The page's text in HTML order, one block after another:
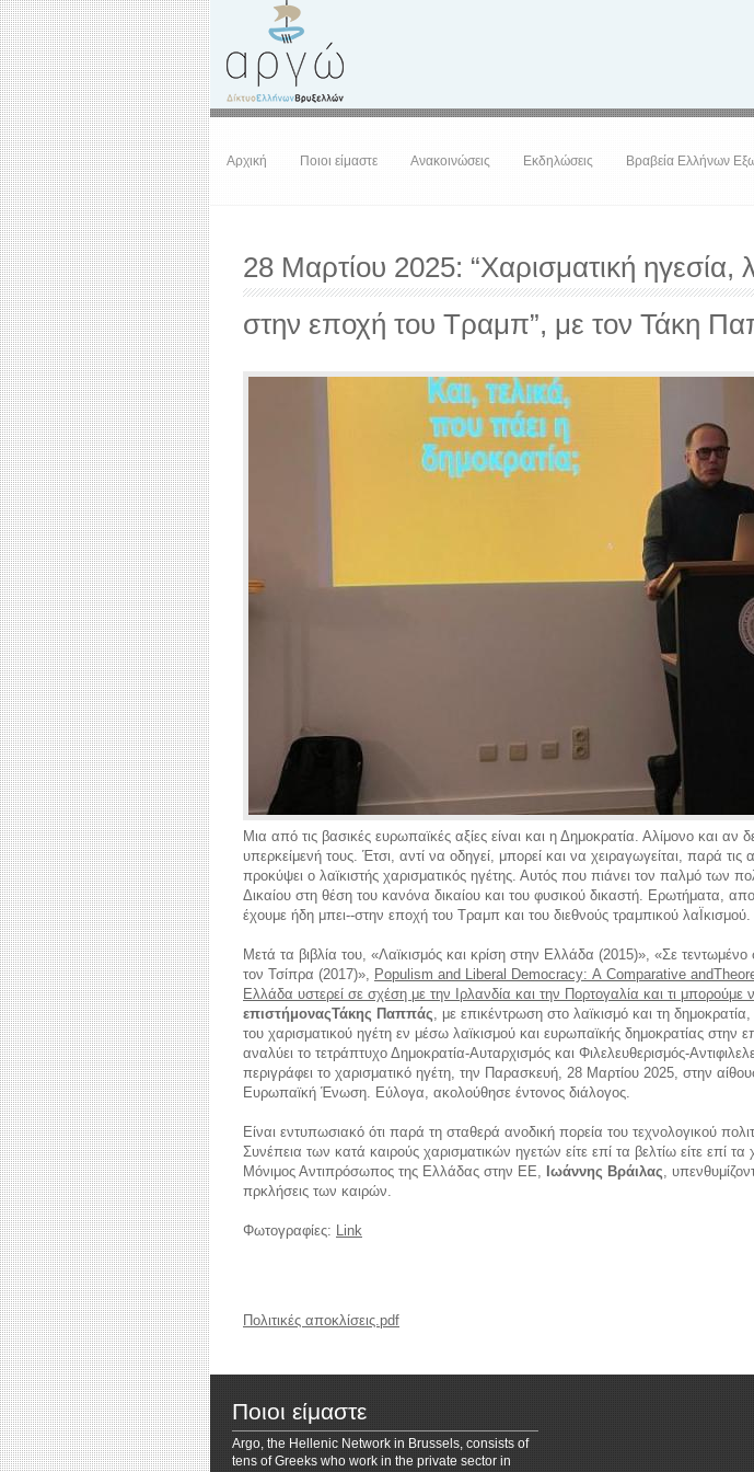
Αρχική Ποιοι είμαστε Ανακοινώσεις Εκδηλώσεις Βραβεία Ελλήνων
28 Μαρτίου 2025: “Χαρισματική ηγεσία,
στην εποχή του Τραμπ”, με τον Τάκη
Μια από τις βασικές ευρωπαϊκές αξίες είναι και η Δημοκρατία. Αλίμονο και αν
υπερκείμενή τους. Έτσι, αντί να οδηγεί, μπορεί και να χειραγωγείται, παρά
προκύψει ο λαϊκιστής χαρισματικός ηγέτης. Αυτός που πιάνει τον παλμό
Δικαίου στη θέση του κανόνα δικαίου και του φυσικού δικαστή. Ερωτήματα,
έχουμε ήδη μπει--στην εποχή του Τραμπ και του διεθνούς τραμπικού λαΪκισμού.
Μετά τα βιβλία του, «Λαϊκισμός και κρίση στην Ελλάδα (2015)», «Σε τεντωμένο
τον Τσίπρα (2017)», Populism and Liberal Democracy: A Comparative
Ελλάδα υστερεί σε σχέση με την Ιρλανδία και την Πορτογαλία και τι
επιστήμοναςΤάκης Παππάς, με επικέντρωση στο λαϊκισμό και τη
του χαρισματικού ηγέτη εν μέσω λαϊκισμού και ευρωπαϊκής δημοκρατίας
αναλύει το τετράπτυχο Δημοκρατία-Αυταρχισμός και Φιλελευθερισμός-
περιγράφει το χαρισματικό ηγέτη, την Παρασκευή, 28 Μαρτίου 2025, στην
Ευρωπαϊκή Ένωση. Εύλογα, ακολούθησε έντονος διάλογος.
Είναι εντυπωσιακό ότι παρά τη σταθερά ανοδική πορεία του τεχνολογικού
Συνέπεια των κατά καιρούς χαρισματικών ηγετών είτε επί τα βελτίω είτε
Μόνιμος Αντιπρόσωπος της Ελλάδας στην ΕΕ, Ιωάννης Βράιλας,
πρκλήσεις των καιρών.
Φωτογραφίες: Link
Πολιτικές αποκλίσεις.pdf
Ποιοι είμαστε
Argo, the Hellenic Network in Brussels, consists of
tens of Greeks who work in the private sector in
reddit videos download coloring pages for kids